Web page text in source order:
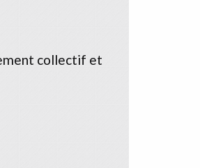
collectif et